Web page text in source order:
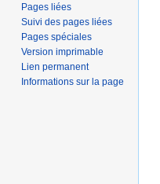
Pages liées
Suivi des pages liées
Pages spéciales
Version imprimable
Lien permanent
Informations sur la page